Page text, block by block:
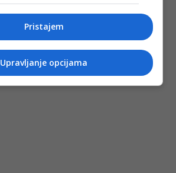
Pristajem
Upravljanje opcijama